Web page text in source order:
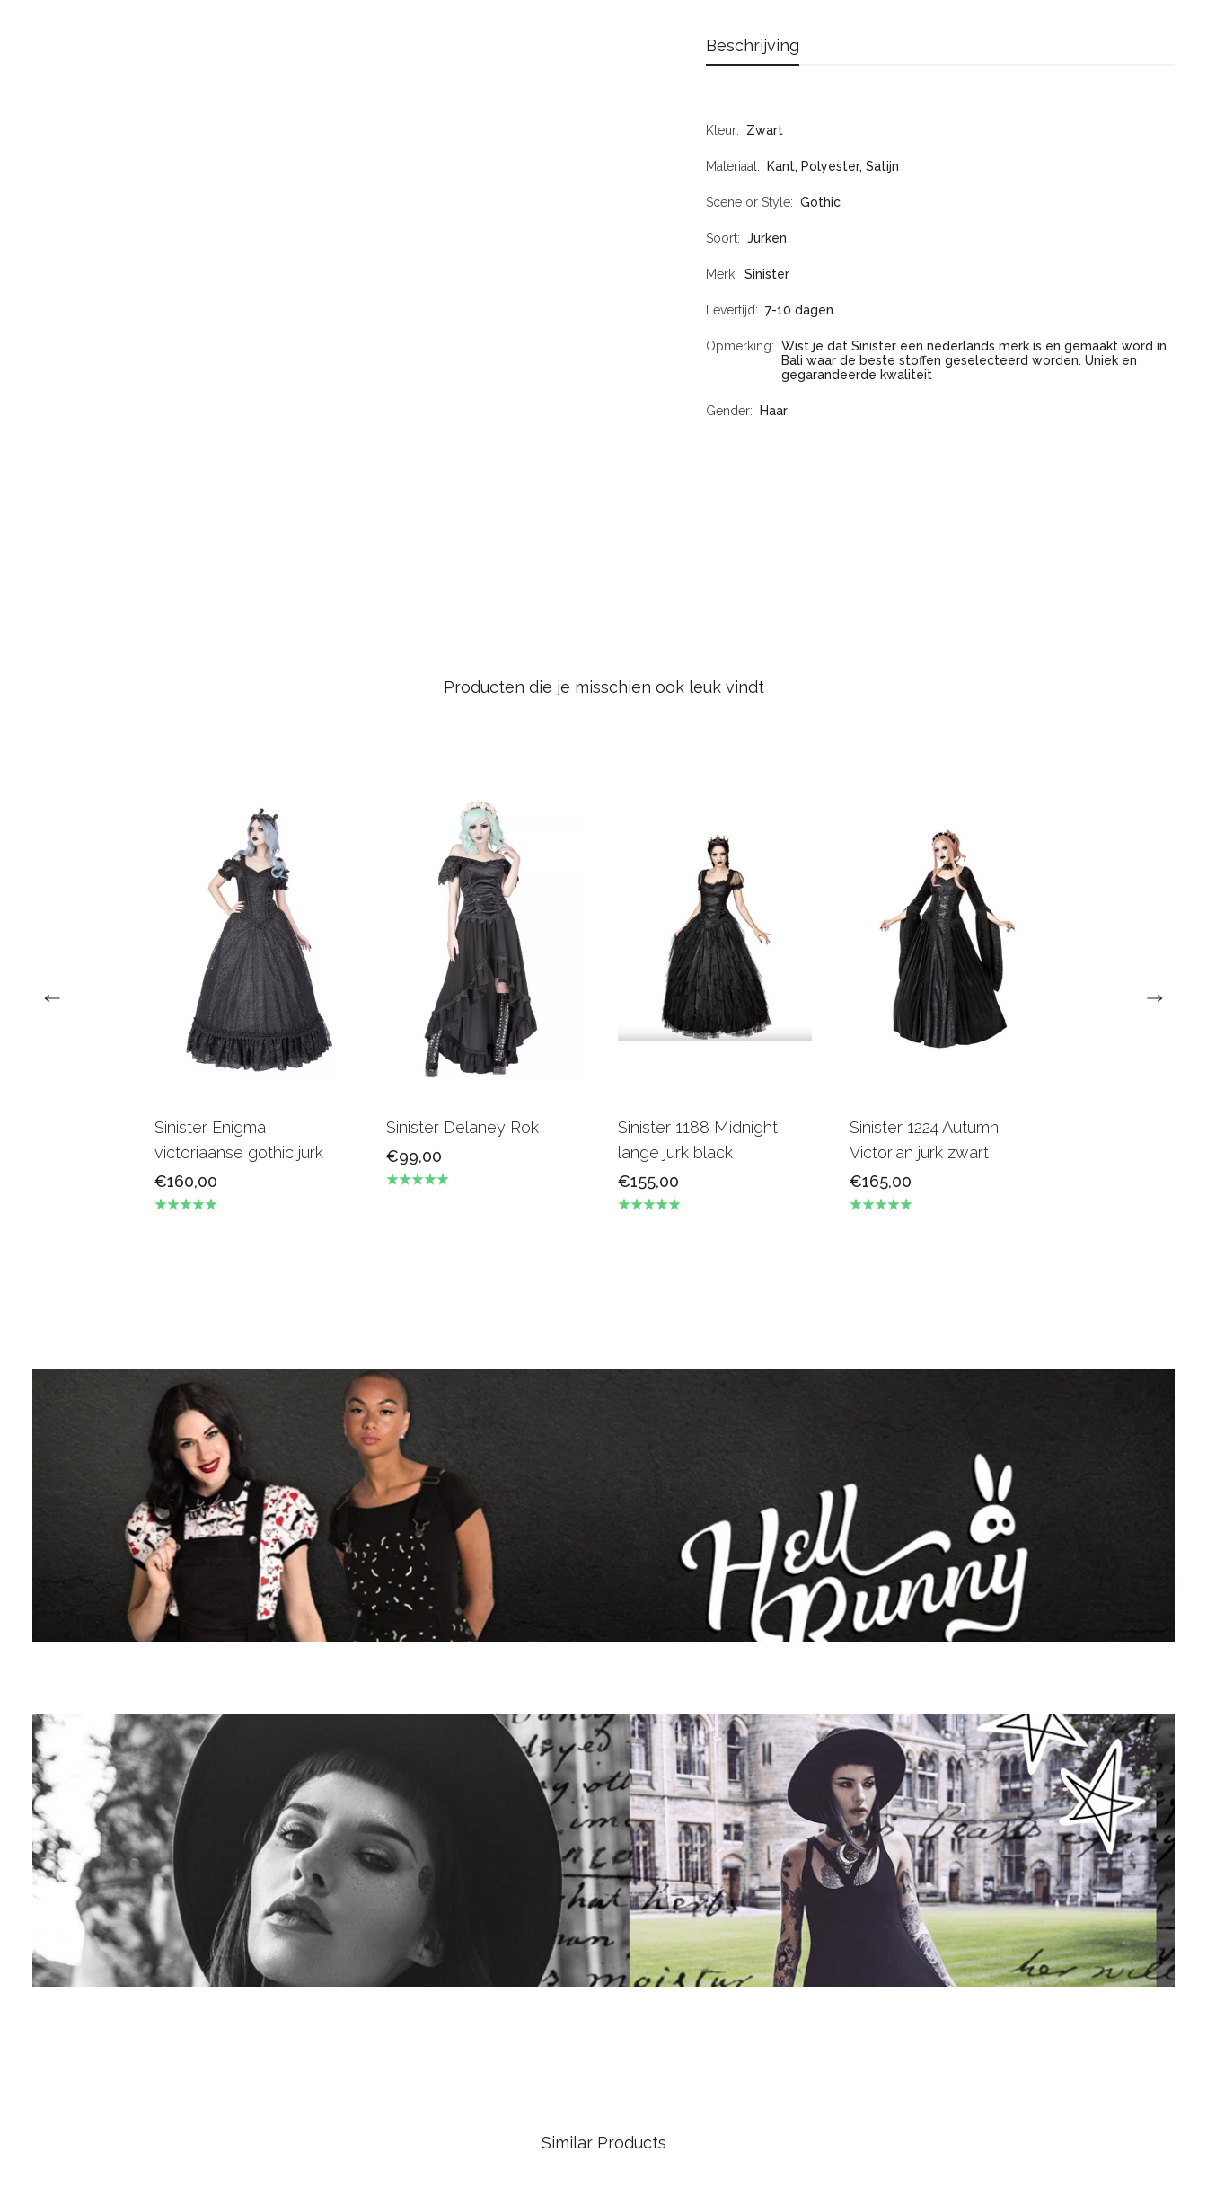
Beschrijving
Kleur Zwart
Materiaal Kant, Polyester, Satijn
Scene or Style Gothic
Soort Jurken
Merk Sinister
Levertijd 7-10 dagen
Opmerking
Wist je dat Sinister een nederlands merk is en gemaakt word in
Bali waar de beste stoffen geselecteerd worden. Uniek en
gegarandeerde kwaliteit
Gender Haar
Producten die je misschien ook leuk vindt
Sinister Enigma
victoriaanse gothic jurk
€160,00
Sinister Delaney Rok
€99,00
Sinister 1188 Midnight
lange jurk black
€155,00
Sinister 1224 Autumn
Victorian jurk zwart
€165,00
Similar Products